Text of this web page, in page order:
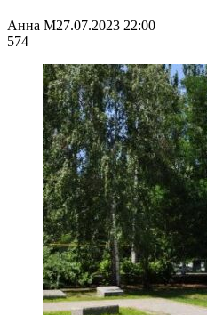
Анна М27.07.2023 22:00
574